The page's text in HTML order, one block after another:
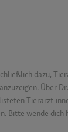
dazu,
Über
Bitte wende dich